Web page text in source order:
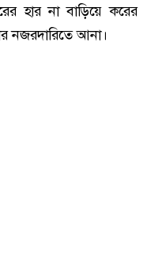
হার না বাড়িয়ে করের
নজরদারিতে আনা।